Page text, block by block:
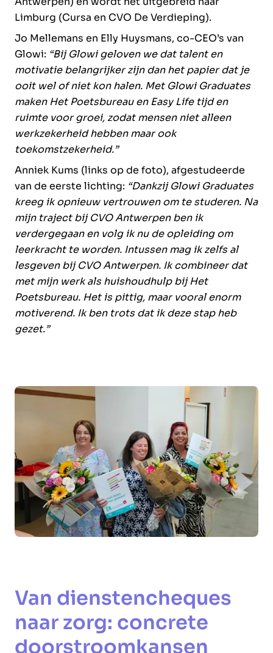
Limburg (Cursa en CVO De Verdieping).
Jo Mellemans en Elly Huysmans, co-CEO’s van
Glowi: “Bij Glowi geloven we dat talent en
motivatie belangrijker zijn dan het papier dat je
ooit wel of niet kon halen. Met Glowi Graduates
maken Het Poetsbureau en Easy Life tijd en
ruimte voor groei, zodat mensen niet alleen
werkzekerheid hebben maar ook
toekomstzekerheid.”
Anniek Kums (links op de foto), afgestudeerde
van de eerste lichting: “Dankzij Glowi Graduates
kreeg ik opnieuw vertrouwen om te studeren. Na
mijn traject bij CVO Antwerpen ben ik
verdergegaan en volg ik nu de opleiding om
leerkracht te worden. Intussen mag ik zelfs al
lesgeven bij CVO Antwerpen. Ik combineer dat
met mijn werk als huishoudhulp bij Het
Poetsbureau. Het is pittig, maar vooral enorm
motiverend. Ik ben trots dat ik deze stap heb
gezet.”
Van dienstencheques
naar zorg: concrete
doorstroomkansen